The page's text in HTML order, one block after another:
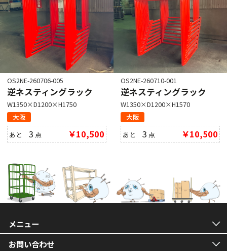
OS2NE-260706-005
逆ネスティングラック
W1350×D1200×H1750
大阪
あと3 点 ￥10,500
OS2NE-260710-001
逆ネスティングラック
W1350×D1200×H1570
大阪
あと3 点 ￥10,500
メニュー
お問い合わせ